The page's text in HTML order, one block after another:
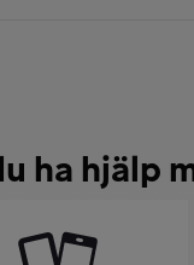
ha hjälp